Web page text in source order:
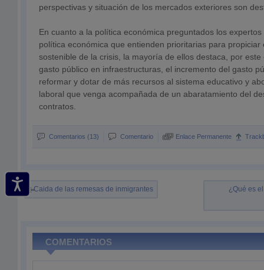
perspectivas y situación de los mercados exteriores son
En cuanto a la política económica preguntados los
política económica que entienden prioritarias para propiciar
sostenible de la crisis, la mayoría de ellos destaca, por
gasto público en infraestructuras, el incremento del gasto
reformar y dotar de más recursos al sistema educativo y
laboral que venga acompañada de un abaratamiento del
contratos.
Comentarios (13) Comentario Enlace Permanente
Caida de las remesas de inmigrantes ¿Qué es
COMENTARIOS